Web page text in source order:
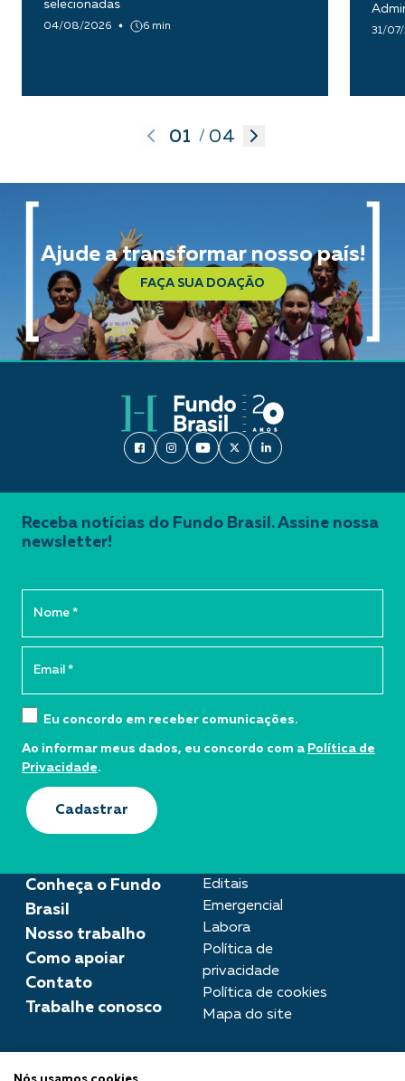
selecionadas
04/08/2026 6 min 31/
01 / 04
Ajude a transformar nosso país!
FAÇA SUA DOAÇÃO
Conheça o Fundo
Brasil
Nosso trabalho
Como apoiar
Contato
Trabalhe conosco
Editais
Emergencial
Labora
Política de
privacidade
Política de cookies
Mapa do site
Receba notícias do Fundo Brasil. Assine nossa
newsletter!
Eu concordo em receber comunicações.
Ao informar meus dados, eu concordo com a Política de
Privacidade.
Cadastrar